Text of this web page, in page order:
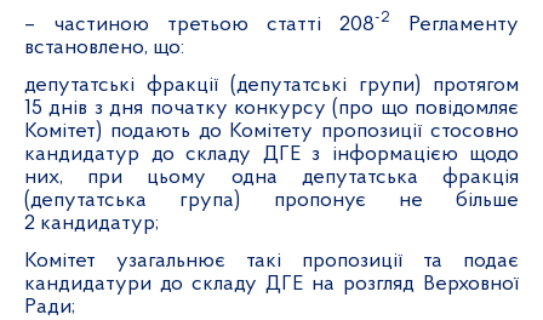
– частиною третьою статті 208-2
Регламенту
встановлено, що:
депутатські фракції (депутатські групи) протягом
15 днів з дня початку конкурсу (про що повідомляє
Комітет) подають до Комітету пропозиції стосовно
кандидатур до складу ДГЕ з інформацією щодо
них, при цьому одна депутатська фракція
(депутатська група) пропонує не більше
2 кандидатур;
Комітет узагальнює такі пропозиції та подає
кандидатури до складу ДГЕ на розгляд Верховної
Ради;